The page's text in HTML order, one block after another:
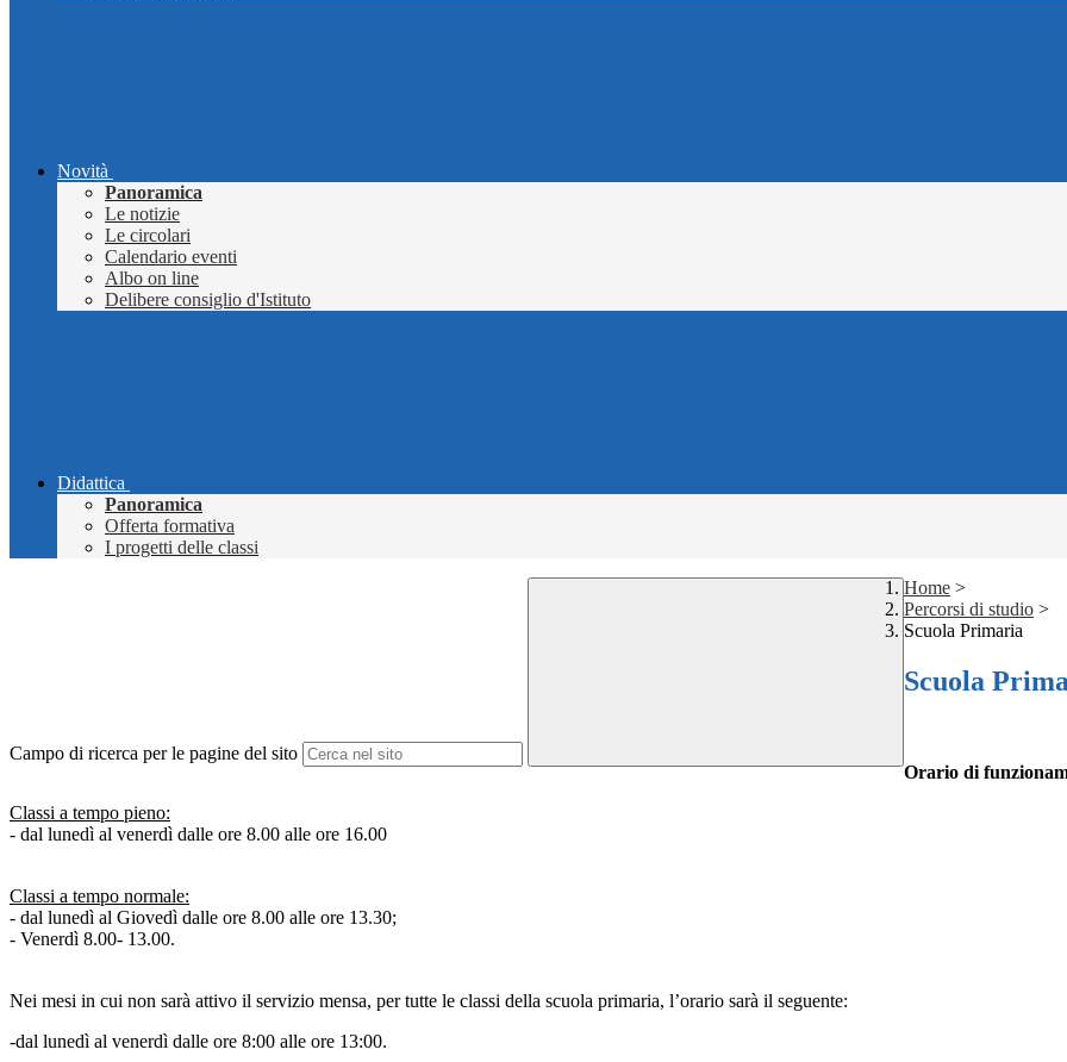
Novità
Panoramica
Le notizie
Le circolari
Calendario eventi
Albo on line
Delibere consiglio d'Istituto
Didattica
Panoramica
Offerta formativa
I progetti delle classi
Campo di ricerca per le pagine del sito
Home >
Percorsi di studio >
Scuola Primaria
Scuola
Orario di
Classi a tempo pieno:
- dal lunedì al venerdì dalle ore 8.00 alle ore 16.00
Classi a tempo normale:
- dal lunedì al Giovedì dalle ore 8.00 alle ore 13.30;
- Venerdì 8.00- 13.00.
Nei mesi in cui non sarà attivo il servizio mensa, per tutte le classi della scuola primaria, l’orario sarà il seguente:
-dal lunedì al venerdì dalle ore 8:00 alle ore 13:00.